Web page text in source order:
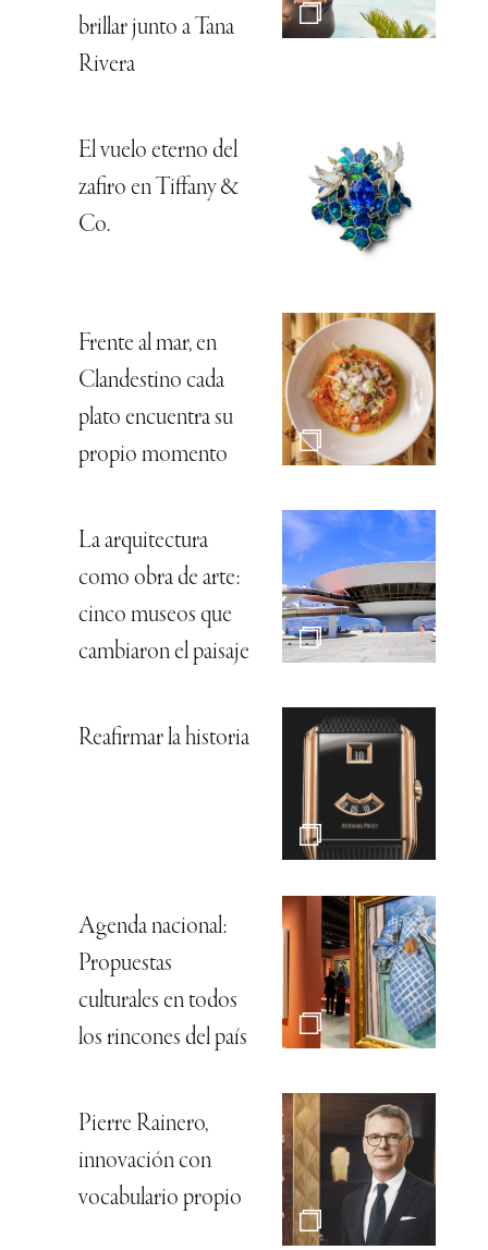
brillar junto a Tana
Rivera
El vuelo eterno del
zafiro en Tiffany &
Co.
Frente al mar, en
Clandestino cada
plato encuentra su
propio momento
La arquitectura
como obra de arte:
cinco museos que
cambiaron el paisaje
Reafirmar la historia
Agenda nacional:
Propuestas
culturales en todos
los rincones del país
Pierre Rainero,
innovación con
vocabulario propio